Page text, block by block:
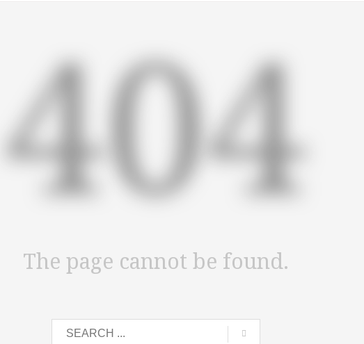
404
The page cannot be found.